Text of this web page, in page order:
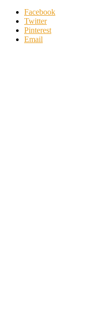
Facebook
Twitter
Pinterest
Email